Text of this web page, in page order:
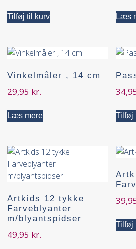
Tilføj til kurv Læs
Vinkelmåler , 14 cm
29,95 kr.
Læs mere
34,95
Tilføj
Artkids 12 tykke
Farveblyanter
m/blyantspidser
49,95 kr.
39,95
Tilføj